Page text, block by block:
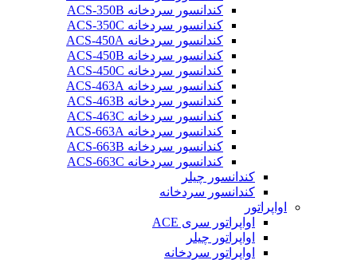
کندانسور سردخانه ACS-350B
کندانسور سردخانه ACS-350C
کندانسور سردخانه ACS-450A
کندانسور سردخانه ACS-450B
کندانسور سردخانه ACS-450C
کندانسور سردخانه ACS-463A
کندانسور سردخانه ACS-463B
کندانسور سردخانه ACS-463C
کندانسور سردخانه ACS-663A
کندانسور سردخانه ACS-663B
کندانسور سردخانه ACS-663C
کندانسور چیلر
کندانسور سردخانه
اواپراتور
اواپراتور سری ACE
اواپراتور چیلر
اواپراتور سردخانه